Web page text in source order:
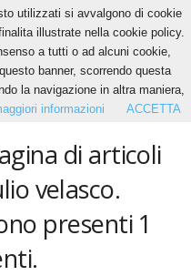
di articoli
velasco.
presenti 1
utilizzati si avvalgono di cookie
illustrate nella cookie policy.
a tutti o ad alcuni cookie,
banner, scorrendo questa
la navigazione in altra maniera,
informazioni ACCETTA